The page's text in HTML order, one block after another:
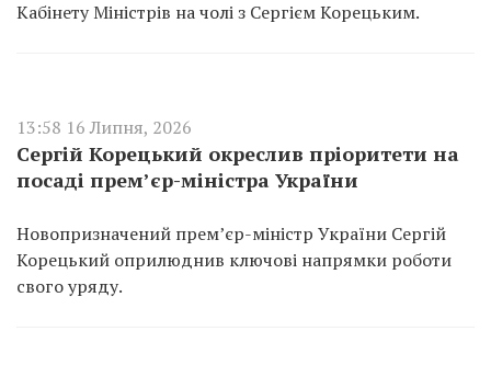
Кабінету Міністрів на чолі з Сергієм Корецьким.
13:58 16 Липня, 2026
Сергій Корецький окреслив пріоритети на
посаді прем’єр-міністра України
Новопризначений прем’єр-міністр України Сергій
Корецький оприлюднив ключові напрямки роботи
свого уряду.